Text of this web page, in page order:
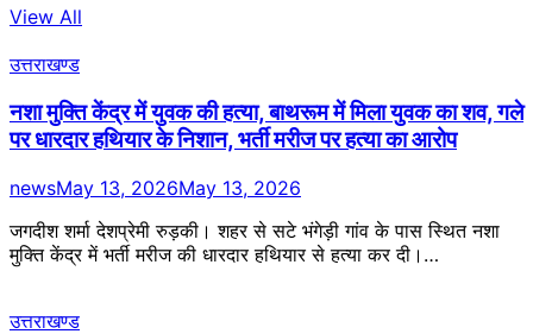
View All
उत्तराखण्ड
नशा मुक्ति केंद्र में युवक की हत्या, बाथरूम में मिला युवक का शव, गले
पर धारदार हथियार के निशान, भर्ती मरीज पर हत्या का आरोप
newsMay 13, 2026May 13, 2026
जगदीश शर्मा देशप्रेमी रुड़की। शहर से सटे भंगेड़ी गांव के पास स्थित नशा
मुक्ति केंद्र में भर्ती मरीज की धारदार हथियार से हत्या कर दी।…
उत्तराखण्ड